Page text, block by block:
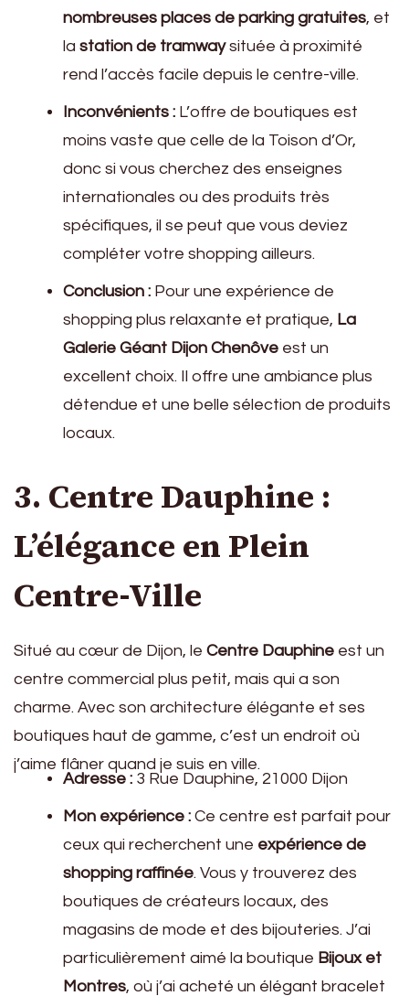
nombreuses places de parking gratuites, et
la station de tramwaysituée à proximité
rend l’accès facile depuis le centre-ville.
Inconvénients : L’offre de boutiques est
moins vaste que celle de la Toison d’Or,
donc si vous cherchez des enseignes
internationales ou des produits très
spécifiques, il se peut que vous deviez
compléter votre shopping ailleurs.
Conclusion : Pour une expérience de
shopping plus relaxante et pratique, La
Galerie Géant Dijon Chenôve est un
excellent choix. Il offre une ambiance plus
détendue et une belle sélection de produits
locaux.
3. Centre Dauphine :
L’élégance en Plein
Centre-Ville
Situé au cœur de Dijon, le Centre Dauphine est un
centre commercial plus petit, mais qui a son
charme. Avec son architecture élégante et ses
boutiques haut de gamme, c’est un endroit où
j’aime flâner quand je suis en ville.
Adresse : 3 Rue Dauphine, 21000 Dijon
Mon expérience : Ce centre est parfait pour
ceux qui recherchent une expérience de
shopping raffinée. Vous y trouverez des
boutiques de créateurs locaux, des
magasins de mode et des bijouteries. J’ai
particulièrement aimé la boutique Bijoux et
Montres, où j’ai acheté un élégant bracelet